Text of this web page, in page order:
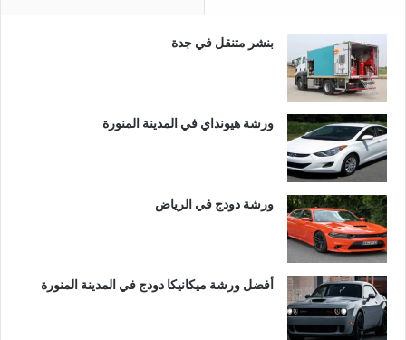
بنشر متنقل في جدة
ورشة هيونداي في المدينة المنورة
ورشة دودج في الرياض
أفضل ورشة ميكانيكا دودج في المدينة المنورة